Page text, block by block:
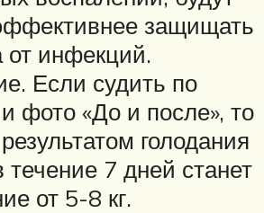
защищать
от инфекций.
Если судить по
фото «До и после», то
голодания
течение 7 дней станет
от 5-8 кг.